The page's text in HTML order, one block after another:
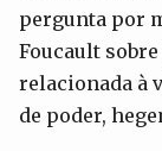
pergunta por
Foucault
relacionada à
de poder,